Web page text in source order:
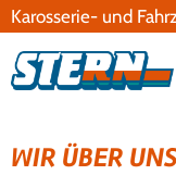
Karosserie- und
WIR ÜBER UNS